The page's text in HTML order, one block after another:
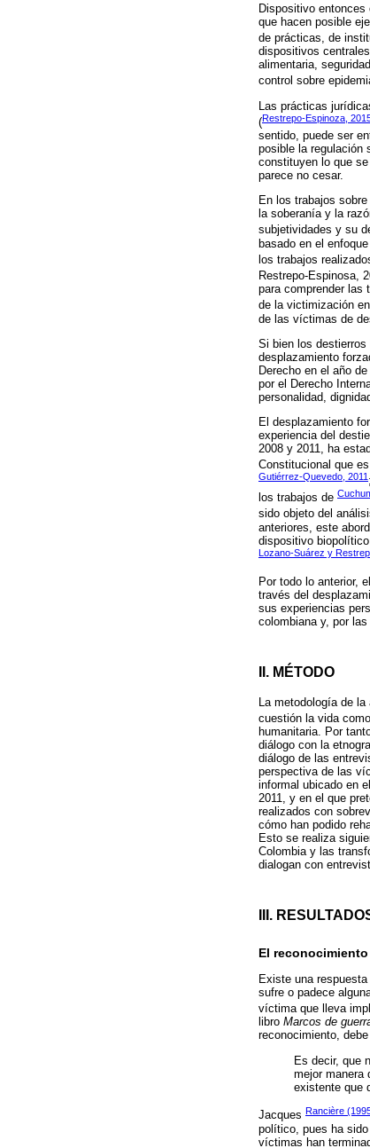
Dispositivo
que hacen posible
de prácticas, de
dispositivos
alimentaria,
control sobre
Las prácticas
(Restrepo-Espinoza,
sentido, puede ser
posible la regulación
constituyen lo que
parece no cesar.
En los trabajos
la soberanía y la
subjetividades y su
basado en el
los trabajos
Restrepo-Espinosa,
para comprender las
de la victimización
de las víctimas de
Si bien los
desplazamiento
Derecho en el año
por el Derecho
personalidad,
El desplazamiento
experiencia del
2008 y 2011, ha
Constitucional que
Gutiérrez-Quevedo, 2011;
los trabajos de
sido objeto del
anteriores, este
dispositivo
Lozano-Suárez y
Por todo lo anterior,
través del
sus experiencias
colombiana y, por
II. MÉTODO
La metodología de
cuestión la vida
humanitaria. Por
diálogo con la
diálogo de las
perspectiva de las
informal ubicado en
2011, y en el que
realizados con
cómo han podido
Esto se realiza
Colombia y las
dialogan con
III.
El
Existe una
sufre o padece
víctima que lleva
libro Marcos de
reconocimiento,
Es decir, que
mejor manera
existente que
Jacques Rancière
político, pues ha
víctimas han